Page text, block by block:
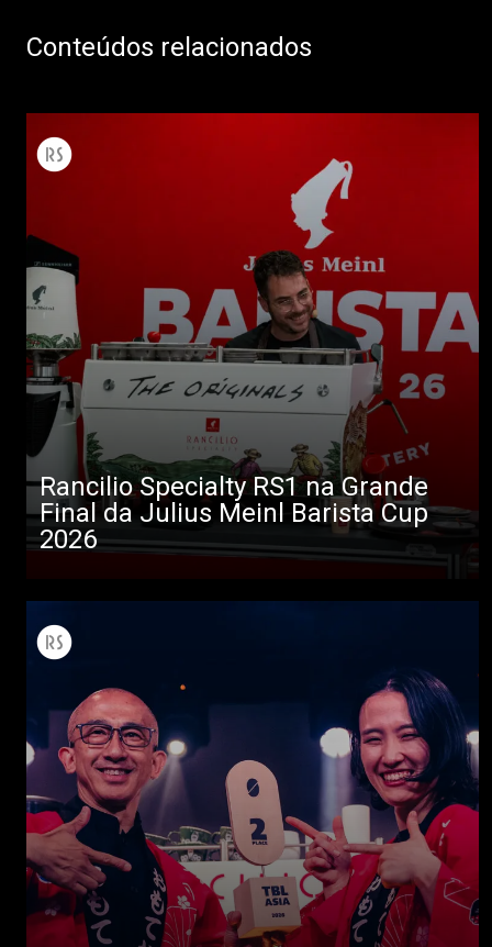
Conteúdos relacionados
Rancilio Specialty RS1 na Grande
Final da Julius Meinl Barista Cup
2026